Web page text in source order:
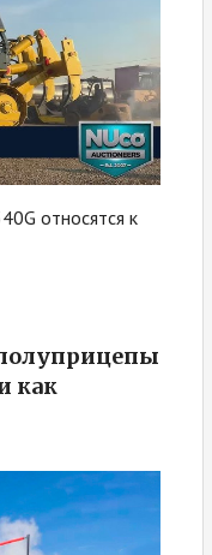
относятся к
как